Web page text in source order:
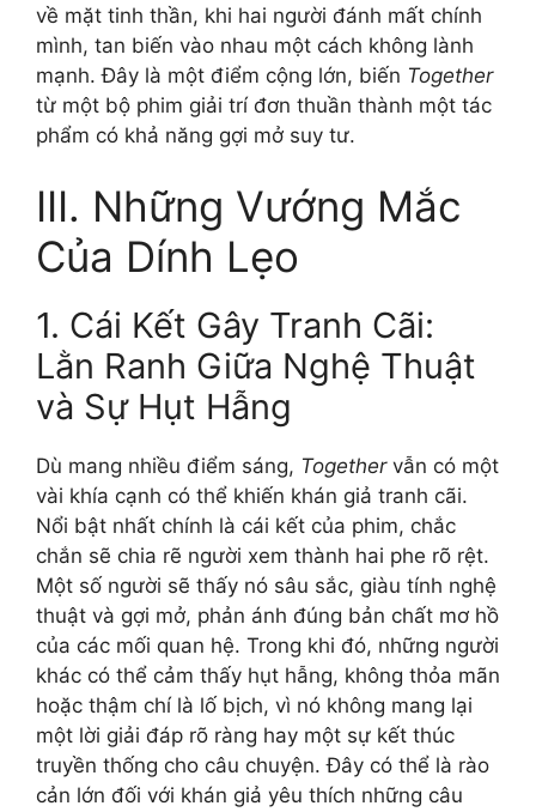
về mặt tinh thần, khi hai người đánh mất chính
mình, tan biến vào nhau một cách không lành
mạnh. Đây là một điểm cộng lớn, biến Together
từ một bộ phim giải trí đơn thuần thành một tác
phẩm có khả năng gợi mở suy tư.
III. Những Vướng Mắc
Của Dính Lẹo
1. Cái Kết Gây Tranh Cãi:
Lằn Ranh Giữa Nghệ Thuật
và Sự Hụt Hẫng
Dù mang nhiều điểm sáng, Togethervẫn có một
vài khía cạnh có thể khiến khán giả tranh cãi.
Nổi bật nhất chính là cái kết của phim, chắc
chắn sẽ chia rẽ người xem thành hai phe rõ rệt.
Một số người sẽ thấy nó sâu sắc, giàu tính nghệ
thuật và gợi mở, phản ánh đúng bản chất mơ hồ
của các mối quan hệ. Trong khi đó, những người
khác có thể cảm thấy hụt hẫng, không thỏa mãn
hoặc thậm chí là lố bịch, vì nó không mang lại
một lời giải đáp rõ ràng hay một sự kết thúc
truyền thống cho câu chuyện. Đây có thể là rào
cản lớn đối với khán giả yêu thích những câu